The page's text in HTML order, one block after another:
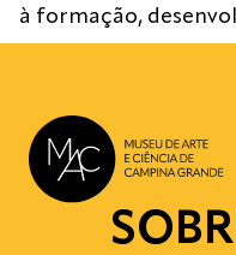
à formação,
público para viver
Ateliê de Aquarela,
visual Rodolfo […]